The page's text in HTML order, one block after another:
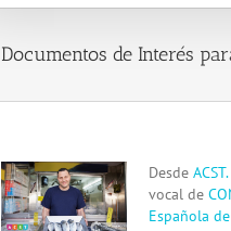
Documentos de Interés
View
Larger
Image
Desde
vocal de
Española